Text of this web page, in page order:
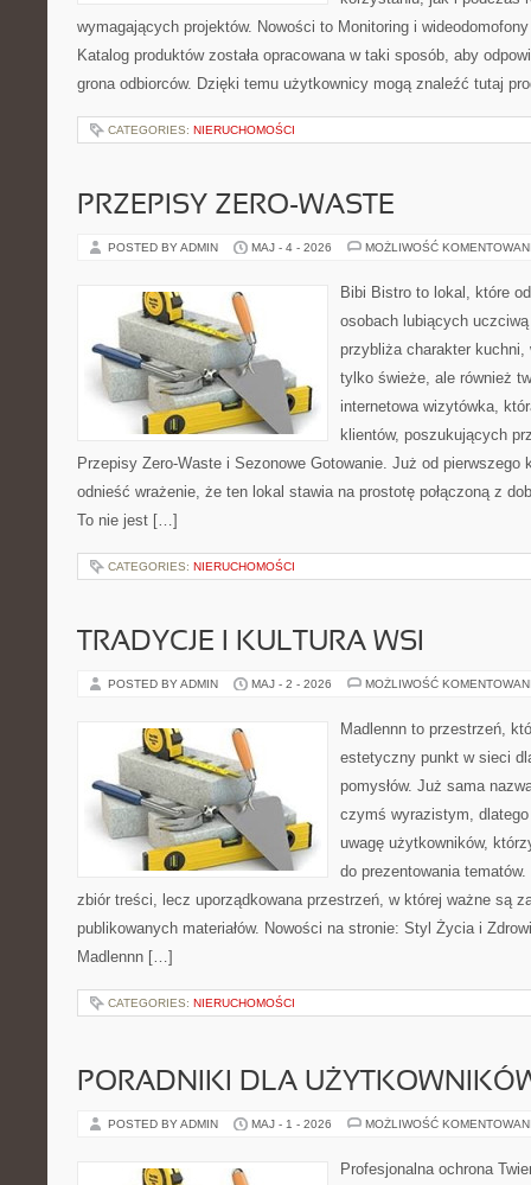
wymagających projektów. Nowości to Monitoring i
Katalog produktów została opracowana w taki sposób, aby
grona odbiorców. Dzięki temu użytkownicy mogą znaleźć tutaj
CATEGORIES: NIERUCHOMOŚCI
PRZEPISY ZERO-WASTE
POSTED BY ADMIN MAJ - 4 - 2026 MOŻLIWOŚĆ
Bibi Bistro to lokal, które
osobach lubiących
przybliża charakter
tylko świeże, ale również
internetowa wizytówka,
klientów, poszukujących
Przepisy Zero-Waste i Sezonowe Gotowanie. Już od pierwszego
odnieść wrażenie, że ten lokal stawia na prostotę połączoną z
To nie jest […]
CATEGORIES: NIERUCHOMOŚCI
TRADYCJE I KULTURA WSI
POSTED BY ADMIN MAJ - 2 - 2026 MOŻLIWOŚĆ
Madlennn to przestrzeń,
estetyczny punkt w sieci
pomysłów. Już sama
czymś wyrazistym,
uwagę użytkowników,
do prezentowania
zbiór treści, lecz uporządkowana przestrzeń, w której ważne są
publikowanych materiałów. Nowości na stronie: Styl Życia i
Madlennn […]
CATEGORIES: NIERUCHOMOŚCI
PORADNIKI DLA
POSTED BY ADMIN MAJ - 1 - 2026 MOŻLIWOŚĆ
Profesjonalna ochrona